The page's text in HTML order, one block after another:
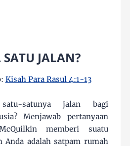
JALAN?
Kisah Para Rasul 4:1-13
satunya jalan bagi
Menjawab pertanyaan
memberi suatu
Anda adalah satpam rumah